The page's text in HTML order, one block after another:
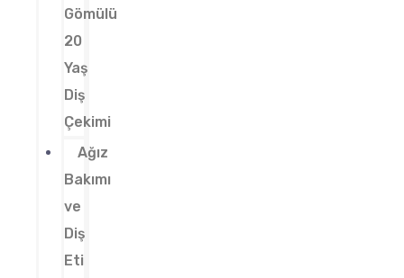
Gömülü
20
Yaş
Diş
Çekimi
Ağız
Bakımı
ve
Diş
Eti